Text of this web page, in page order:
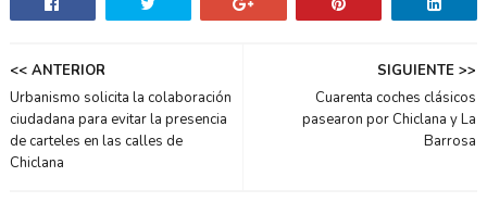
SIGUIENTE >>
Cuarenta coches clásicos
pasearon por Chiclana y La
Barrosa
<< ANTERIOR
Urbanismo solicita la colaboración
ciudadana para evitar la presencia
de carteles en las calles de
Chiclana